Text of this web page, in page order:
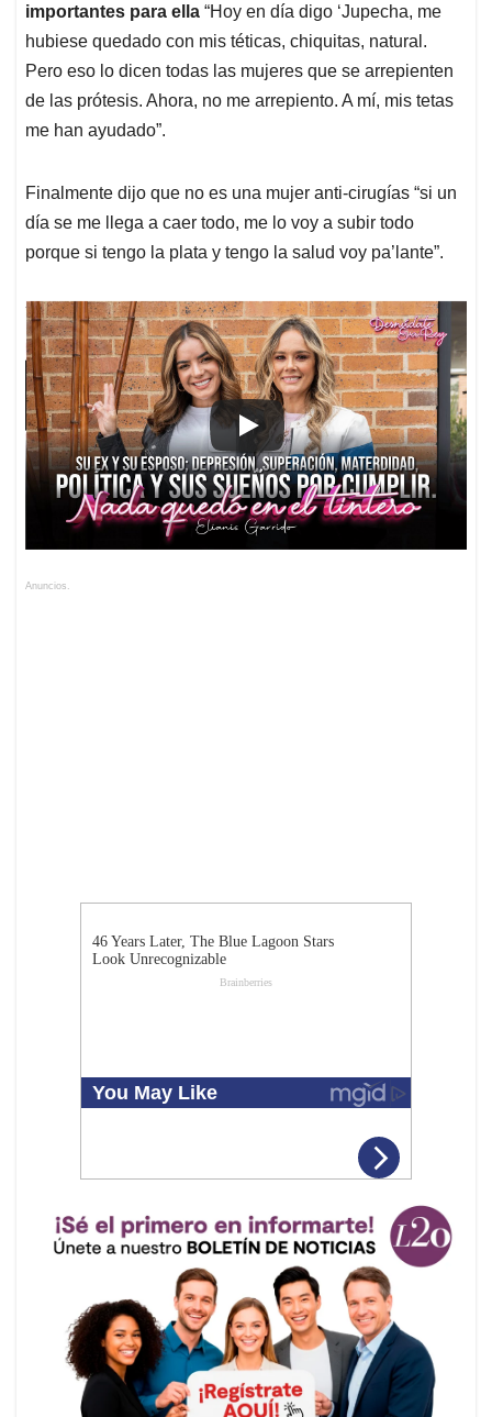
importantes para ella “Hoy en día digo ‘Jupecha, me
hubiese quedado con mis téticas, chiquitas, natural.
Pero eso lo dicen todas las mujeres que se arrepienten
de las prótesis. Ahora, no me arrepiento. A mí, mis tetas
me han ayudado”.
Finalmente dijo que no es una mujer anti-cirugías “si un
día se me llega a caer todo, me lo voy a subir todo
porque si tengo la plata y tengo la salud voy pa’lante”.
Anuncios.